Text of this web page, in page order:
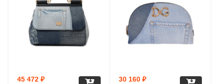
45 472 ₽ 30 160₽